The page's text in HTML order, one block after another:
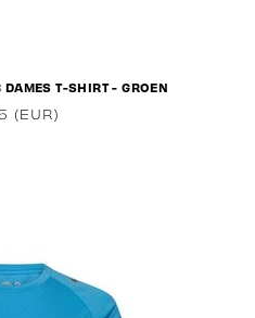
T-SHIRT - GROEN
(EUR)